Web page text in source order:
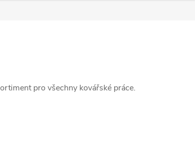
pro všechny kovářské práce.